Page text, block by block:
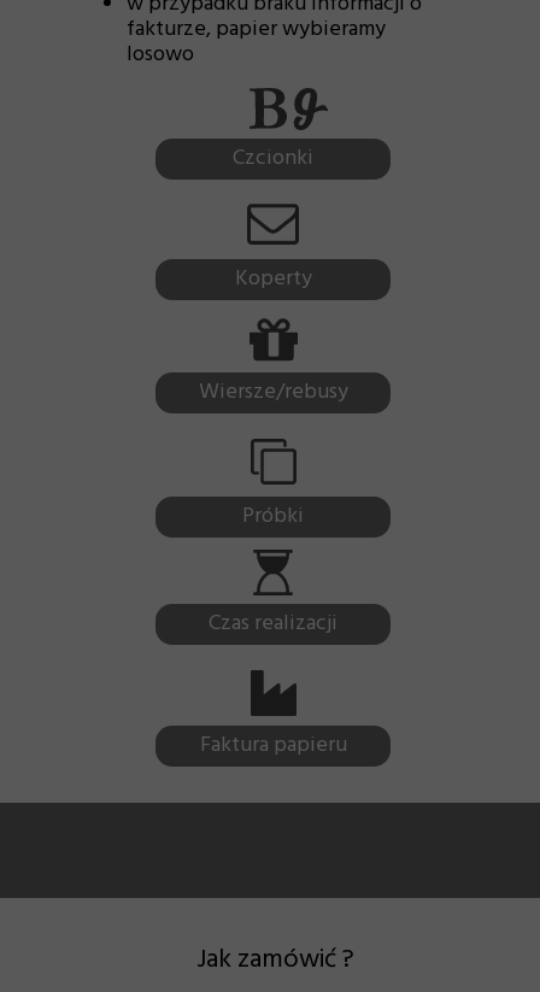
Jak zamówić ?
Faktura papieru
Czcionki
Wiersze/rebusy
Koperty
Próbki
Czas realizacji
fakturze, papier wybieramy
losowo